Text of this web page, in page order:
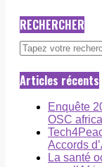
RECHERCHER
Articles récents
Enquête
OSC
Accords
La santé